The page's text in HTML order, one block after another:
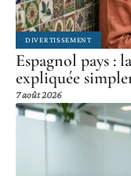
DIVERTISSEMENT
Espagnol pays :
expliquée
7 août 2026